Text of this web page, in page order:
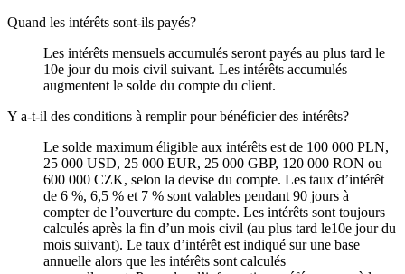
Quand les intérêts sont-ils payés?
Les intérêts mensuels accumulés seront payés au plus tard le
10e jour du mois civil suivant. Les intérêts accumulés
augmentent le solde du compte du client.
Y a-t-il des conditions à remplir pour bénéficier des intérêts?
Le solde maximum éligible aux intérêts est de 100 000 PLN,
25 000 USD, 25 000 EUR, 25 000 GBP, 120 000 RON ou
600 000 CZK, selon la devise du compte. Les taux dʼintérêt
de 6 %, 6,5 % et 7 % sont valables pendant 90 jours à
compter de lʼouverture du compte. Les intérêts sont toujours
calculés après la fin dʼun mois civil (au plus tard le10e jour du
mois suivant). Le taux d’intérêt est indiqué sur une base
annuelle alors que les intérêts sont calculés